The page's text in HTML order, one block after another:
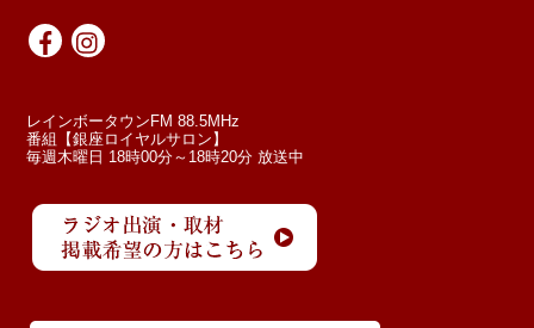
レインボータウンFM 88.5MHz
番組【銀座ロイヤルサロン】
毎週木曜日 18時00分～18時20分 放送中